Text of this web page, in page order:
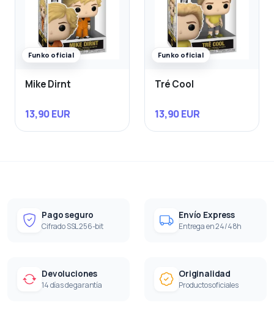
Funko oficial
Mike Dirnt
13,90 EUR
Funko oficial
Tré Cool
13,90 EUR
Pago seguro
Cifrado SSL 256-bit
Envío Express
Entrega en 24/48h
Devoluciones
14 días de garantía
Originalidad
Productos oficiales